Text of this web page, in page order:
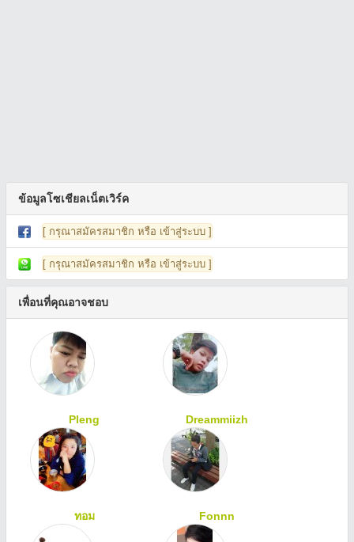
ข้อมูลโซเชียลเน็ตเวิร์ค
[ กรุณาสมัครสมาชิก หรือ เข้าสู่ระบบ ]
[ กรุณาสมัครสมาชิก หรือ เข้าสู่ระบบ ]
เพื่อนที่คุณอาจชอบ
Pleng Dreammiizh
ทอม Fonnn